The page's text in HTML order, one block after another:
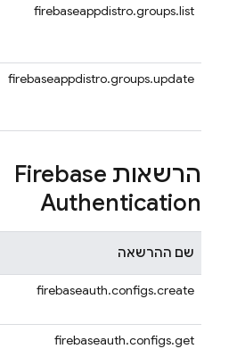
firebaseappdistro.groups.list
firebaseappdistro.groups.update
הרשאות Firebase
Authentication
שם ההרשאה
firebaseauth.configs.create
firebaseauth.configs.get